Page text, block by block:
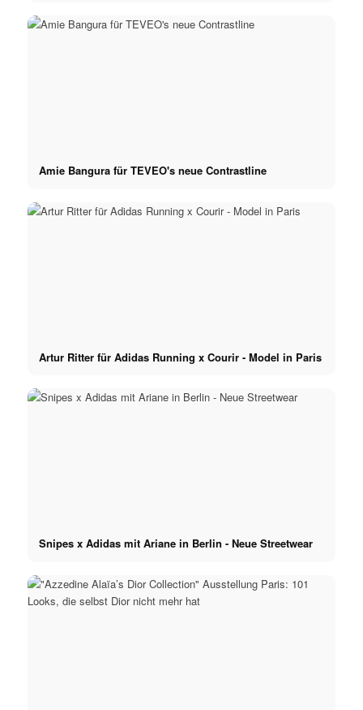
Amie Bangura für TEVEO's neue Contrastline
Artur Ritter für Adidas Running x Courir - Model in Paris
Snipes x Adidas mit Ariane in Berlin - Neue Streetwear